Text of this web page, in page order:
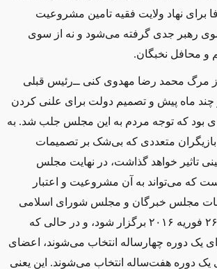
نهاد ولایت فقیه تامین مشروعیت
رهبر جدی گرفته می‌شود و نه از سوی
و محافل نخبگان.
مرگ محمد رضا مهدوی کنی ‌ــ‌رئیس قبلی
ماه پیش و تصمیم دولت برای علنی کردن
بود که توجه مردم به این مجلس جلب شد. به
متعددی که بی‌شک بر تصمیمات
تاثیر خواهد گذاشت، در نهایت مجلس
که می‌تواند به آن مشروعیت و اعتبار
مجلس خبرگان و مجلس شورای اسلامی
هردو قرار است در ۲۶ فوریه ۲۰۱۶ برگزار شود، و در حالی که
یک دوره چهارساله انتخاب می‌شوند، اعضای
دوره هفت‌ساله انتخاب می‌شوند. این یعنی